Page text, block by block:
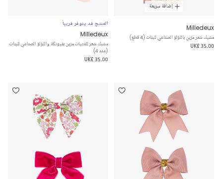
إضافة سريعة
Milledeux
مشبك شعر مزين باللؤلؤ الصناعي للبنات (4 قطع)
UK£ 35.00
المنتج قد يتوفر قريباً
Milledeux
مشبك شعر للفتيات مزين بفيونكة واللؤلؤ الصناعي للبنات
(عدد 4)
UK£ 35.00